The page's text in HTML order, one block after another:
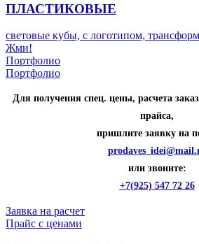
ПЛАСТИКОВЫЕ
световые кубы, с логотипом,
Жми!
Портфолио
Портфолио
Для получения спец. цены, расчета
прайса,
пришлите заявку на
или звоните:
+7(925) 547 72 26
Заявка на расчет
Прайс с ценами